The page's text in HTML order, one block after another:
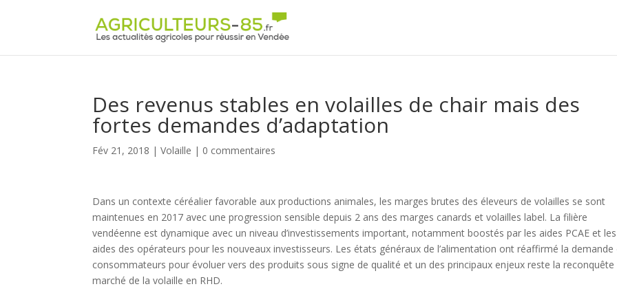
Des revenus stables en volailles de chair mais des
fortes demandes d’adaptation
Fév 21, 2018 |Volaille | 0 commentaires
Dans un contexte céréalier favorable aux productions animales, les marges brutes des éleveurs de volailles se sont
maintenues en 2017 avec une progression sensible depuis 2 ans des marges canards et volailles label. La filière
vendéenne est dynamique avec un niveau d’investissements important, notamment boostés par les aides PCAE et les
aides des opérateurs pour les nouveaux investisseurs. Les états généraux de l’alimentation ont réaffirmé la demande
consommateurs pour évoluer vers des produits sous signe de qualité et un des principaux enjeux reste la reconquête
marché de la volaille en RHD.